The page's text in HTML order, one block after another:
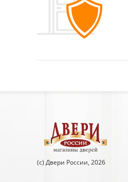
(c) Двери России, 2026